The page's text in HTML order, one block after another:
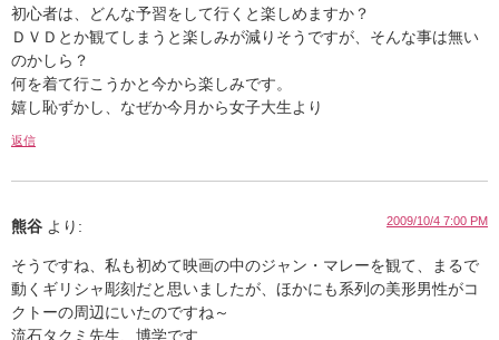
初心者は、どんな予習をして行くと楽しめますか？
ＤＶＤとか観てしまうと楽しみが減りそうですが、そんな事は無い
のかしら？
何を着て行こうかと今から楽しみです。
嬉し恥ずかし、なぜか今月から女子大生より
返信
熊谷 より: 2009/10/4 7:00 PM
そうですね、私も初めて映画の中のジャン・マレーを観て、まるで
動くギリシャ彫刻だと思いましたが、ほかにも系列の美形男性がコ
クトーの周辺にいたのですね～
流石タクミ先生、博学です